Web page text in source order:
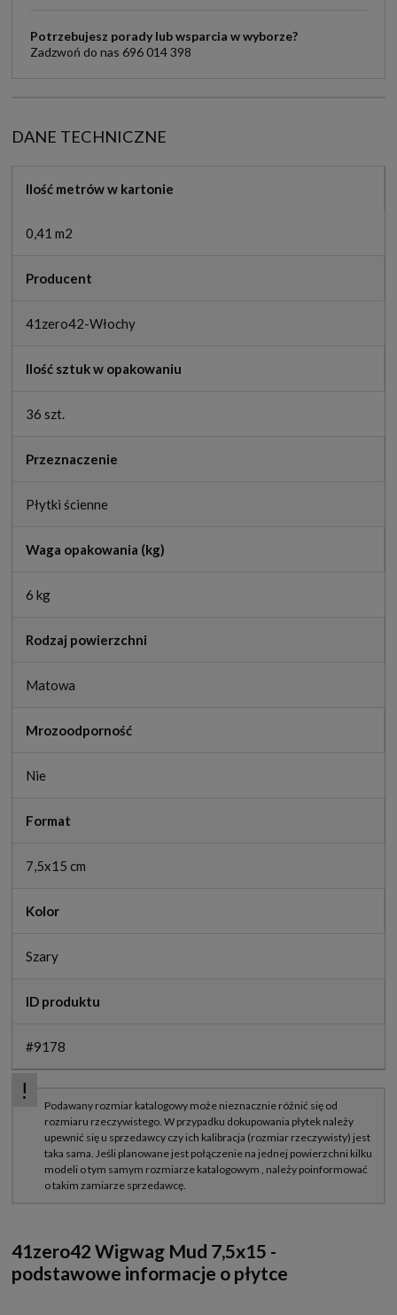
Potrzebujesz porady lub wsparcia w wyborze?
Zadzwoń do nas 696 014 398
DANE TECHNICZNE
Ilość metrów w kartonie
0,41 m2
Producent
41zero42-Włochy
Ilość sztuk w opakowaniu
36 szt.
Przeznaczenie
Płytki ścienne
Waga opakowania (kg)
6 kg
Rodzaj powierzchni
Matowa
Mrozoodporność
Nie
Format
7,5x15 cm
Kolor
Szary
ID produktu
#9178
41zero42 Wigwag Mud 7,5x15 -
podstawowe informacje o płytce